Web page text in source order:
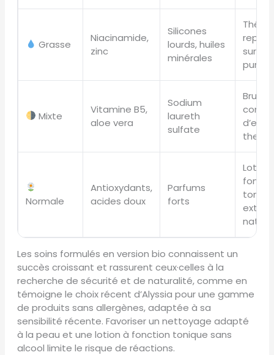
Grasse
Niacinamide,
zinc
Silicones
lourds, huiles
minérales
sur le
Mixte
Vitamine B5,
aloe vera
Sodium
laureth
sulfate
Brume
d’eau
Normale
Antioxydants,
acides doux
Parfums
forts
Lotion
Les soins formulés en version bio connaissent un
succès croissant et rassurent ceux·celles à la
recherche de sécurité et de naturalité, comme en
témoigne le choix récent d’Alyssia pour une gamme
de produits sans allergènes, adaptée à sa
sensibilité récente. Favoriser un nettoyage adapté
à la peau et une lotion à fonction tonique sans
alcool limite le risque de réactions.